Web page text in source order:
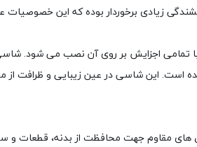
زیادی برخوردار بوده که این
تمامی اجزایش بر روی آن نصب می شود.
این شاسی در عین زیبایی و ظرافت از
های مقاوم جهت محافظت از بدنه،